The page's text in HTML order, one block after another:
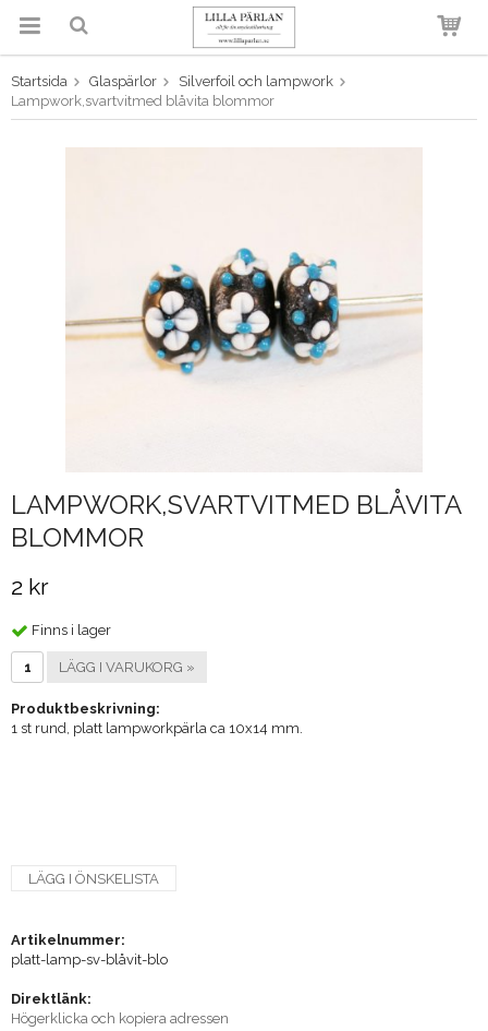
Produkten har blivit tillagd i
varukorgen
Startsida Glaspärlor
Silverfoil och lampwork
Lampwork,svartvitmed blåvita blommor
LAMPWORK,SVARTVITMED BLÅVITA
BLOMMOR
2 kr
Finns i lager
LÄGG I VARUKORG »
Produktbeskrivning:
1 st rund, platt lampworkpärla ca 10x14 mm.
LÄGG I ÖNSKELISTA
Artikelnummer:
platt-lamp-sv-blåvit-blo
Direktlänk:
Högerklicka och kopiera adressen